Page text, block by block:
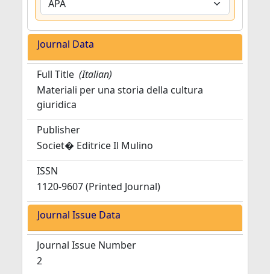
Journal Data
Full Title (Italian)
Materiali per una storia della cultura
giuridica
Publisher
Societ� Editrice Il Mulino
ISSN
1120-9607 (Printed Journal)
Journal Issue Data
Journal Issue Number
2